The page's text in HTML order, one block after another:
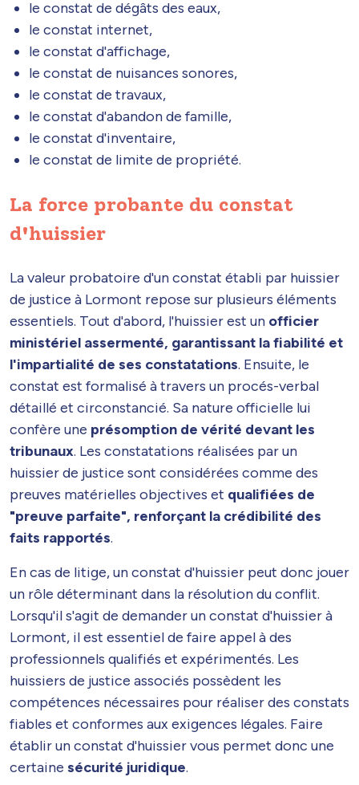
le constat de dégâts des eaux,
le constat internet,
le constat d'affichage,
le constat de nuisances sonores,
le constat de travaux,
le constat d'abandon de famille,
le constat d'inventaire,
le constat de limite de propriété.
La force probante du constat
d'huissier
La valeur probatoire d'un constat établi par huissier
de justice à Lormont repose sur plusieurs éléments
essentiels. Tout d'abord, l'huissier est un officier
ministériel assermenté, garantissant la fiabilité et
l'impartialité de ses constatations. Ensuite, le
constat est formalisé à travers un procés-verbal
détaillé et circonstancié. Sa nature officielle lui
confère une présomption de vérité devant les
tribunaux. Les constatations réalisées par un
huissier de justice sont considérées comme des
preuves matérielles objectives et qualifiées de
"preuve parfaite", renforçant la crédibilité des
faits rapportés.
En cas de litige, un constat d'huissier peut donc jouer
un rôle déterminant dans la résolution du conflit.
Lorsqu'il s'agit de demander un constat d'huissier à
Lormont, il est essentiel de faire appel à des
professionnels qualifiés et expérimentés. Les
huissiers de justice associés possèdent les
compétences nécessaires pour réaliser des constats
fiables et conformes aux exigences légales. Faire
établir un constat d'huissier vous permet donc une
certaine sécurité juridique.